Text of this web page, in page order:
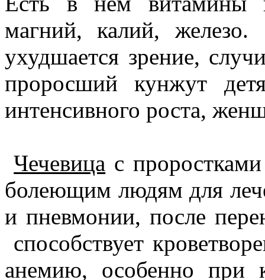
магний, калий,
ухудшается зрение,
проросший кунжут
интенсивного роста,
Чечевица с
болеющим людям для
и пневмонии, после
способствует
анемию, особенно при